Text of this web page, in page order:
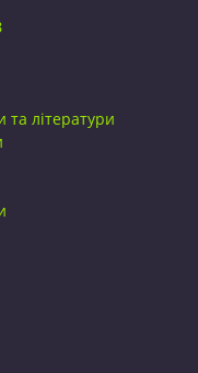
та літератури